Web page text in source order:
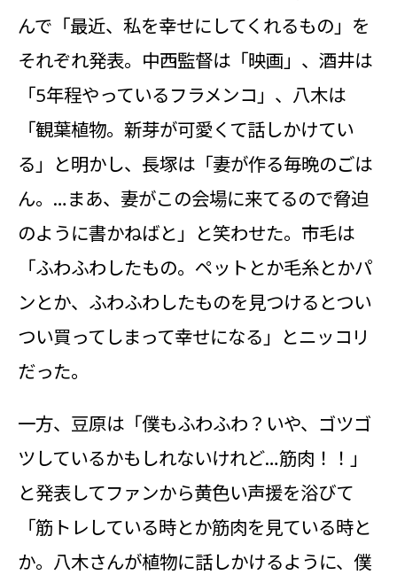
んで「最近、私を幸せにしてくれるもの」を
それぞれ発表。中西監督は「映画」、酒井は
「5年程やっているフラメンコ」、八木は
「観葉植物。新芽が可愛くて話しかけてい
る」と明かし、長塚は「妻が作る毎晩のごは
ん。…まあ、妻がこの会場に来てるので脅迫
のように書かねばと」と笑わせた。市毛は
「ふわふわしたもの。ペットとか毛糸とかパ
ンとか、ふわふわしたものを見つけるとつい
つい買ってしまって幸せになる」とニッコリ
だった。
一方、豆原は「僕もふわふわ？いや、ゴツゴ
ツしているかもしれないけれど…筋肉！！」
と発表してファンから黄色い声援を浴びて
「筋トレしている時とか筋肉を見ている時と
か。八木さんが植物に話しかけるように、僕